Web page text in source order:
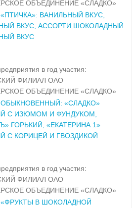
ОБЪЕДИНЕНИЕ «СЛАДКО»
ВАНИЛЬНЫЙ ВКУС,
ВКУС, АССОРТИ ШОКОЛАДНЫЙ
ВКУС
в год участия:
ФИЛИАЛ ОАО
ОБЪЕДИНЕНИЕ «СЛАДКО»
«СЛАДКО»
С ИЗЮМОМ И ФУНДУКОМ,
ГОРЬКИЙ, «ЕКАТЕРИНА 1»
С КОРИЦЕЙ И ГВОЗДИКОЙ
в год участия:
ФИЛИАЛ ОАО
ОБЪЕДИНЕНИЕ «СЛАДКО»
В ШОКОЛАДНОЙ